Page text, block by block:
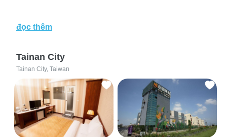
đọc thêm
Tainan City
Tainan City, Taiwan